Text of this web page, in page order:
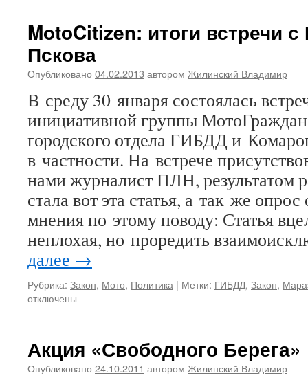
MotoCitizen: итоги встречи
Пскова
Опубликовано 04.02.2013 автором Жилинский Владимир
В среду 30 января состоялась
инициативной группы
городского отдела ГИБДД и
в частности. На встрече
нами журналист ПЛН, результатом
стала вот эта статья, а так же
мнения по этому поводу: Статья
неплохая, но проредить
далее →
Рубрика: Закон, Мото, Политика | Метки: ГИБДД, Закон,
отключены
Акция «Свободного Берега»
Опубликовано 24.10.2011 автором Жилинский Владимир